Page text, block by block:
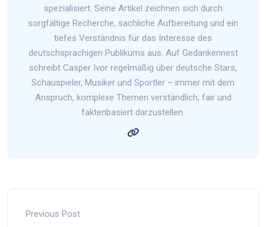
spezialisiert. Seine Artikel zeichnen sich durch
sorgfältige Recherche, sachliche Aufbereitung und ein
tiefes Verständnis für das Interesse des
deutschsprachigen Publikums aus. Auf Gedankennest
schreibt Casper Ivor regelmäßig über deutsche Stars,
Schauspieler, Musiker und Sportler – immer mit dem
Anspruch, komplexe Themen verständlich, fair und
faktenbasiert darzustellen.
Previous Post